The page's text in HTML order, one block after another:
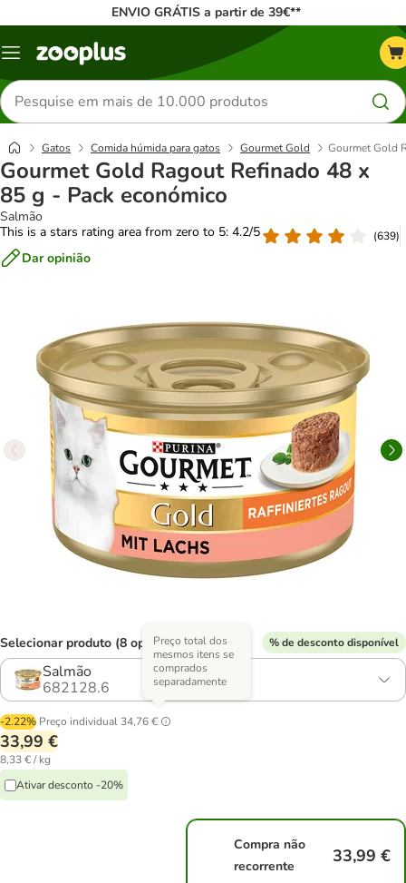
ENVIO GRÁTIS a partir de 39€**
Menu
Pesquisar
produtos
Gatos Comida húmida para gatos Gourmet Gold Gourmet Gold
Gourmet Gold Ragout Refinado 48 x
85 g - Pack económico
Salmão
This is a stars rating area from zero to 5: 4.2/5
(639)
Dar opinião
Selecionar produto (8 opções) % de desconto disponível
Salmão
682128.6
-2.22% Preço individual 34,76 €
Preço total dos
mesmos itens se
comprados
separadamente
33,99 €
8,33 € / kg
Ativar desconto -20%
Compra não
recorrente
33,99 €